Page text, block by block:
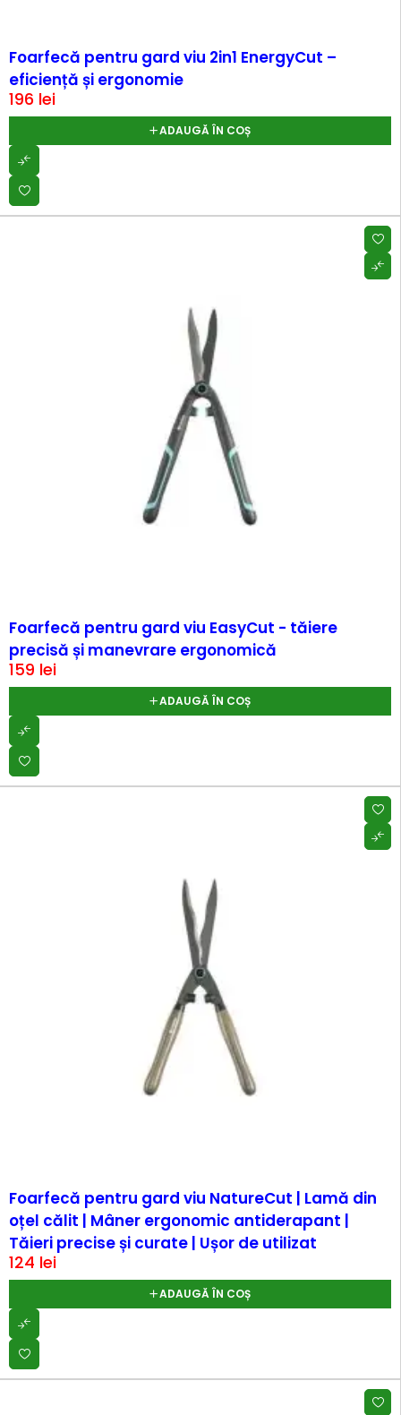
Foarfecă pentru gard viu 2in1 EnergyCut –
eficiență și ergonomie
196 lei
ADAUGĂ ÎN COȘ
Foarfecă pentru gard viu EasyCut - tăiere
precisă și manevrare ergonomică
159 lei
ADAUGĂ ÎN COȘ
Foarfecă pentru gard viu NatureCut | Lamă din
oțel călit | Mâner ergonomic antiderapant |
Tăieri precise și curate | Ușor de utilizat
124 lei
ADAUGĂ ÎN COȘ